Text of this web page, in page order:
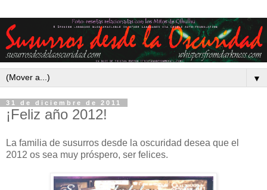
▼
31 de diciembre de 2011
¡Feliz año 2012!
La familia de susurros desde la oscuridad desea que el
2012 os sea muy próspero, ser felices.